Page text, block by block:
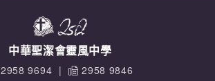
中華聖潔會靈風中學
2958 9694 |
2958 9846